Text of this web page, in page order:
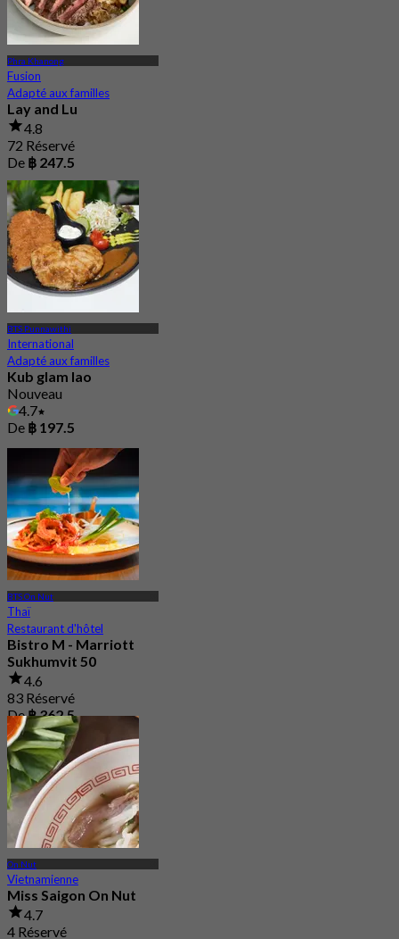
Phra Khanong
Fusion
Adapté aux familles
Lay and Lu
4.8
72 Réservé
De ฿ 247.5
BTS Punnawithi
International
Adapté aux familles
Kub glam lao
Nouveau
4.7
De ฿ 197.5
BTS On Nut
Thaï
Restaurant d'hôtel
Bistro M - Marriott
Sukhumvit 50
4.6
83 Réservé
De฿ 362.5
On Nut
Vietnamienne
Miss Saigon On Nut
4.7
4 Réservé